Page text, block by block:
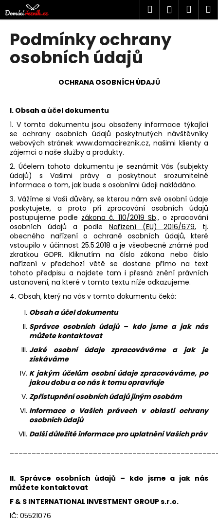
na
obsah
Hledat
Podmínky ochrany
osobních údajů
OCHRANA OSOBNÍCH ÚDAJŮ
I. Obsah a účel dokumentu
1. V tomto dokumentu jsou obsaženy informace týkající
se ochrany osobních údajů poskytnutých návštěvníky
webových stránek www.domacireznik.cz,našimi klienty a
zájemci o naše služby a produkty.
2. Účelem tohoto dokumentu je seznámit Vás (subjekty
údajů) s Vašimi právya poskytnout srozumitelné
informace o tom, jak bude s osobními údaji nakládáno.
3. Vážíme si Vaší důvěry, se kterou nám své osobní údaje
poskytujete, a proto při zpracování osobních údajů
postupujeme podle zákona č. 110/2019 Sb., o zpracování
osobních údajů a podle Nařízení (EU) 2016/679, tj.
obecného nařízení o ochraně osobních údajů, které
vstoupilo v účinnost 25.5.2018 a je všeobecně známé pod
zkratkou GDPR. Kliknutím na číslo zákona nebo číslo
nařízení v předchozí větě se dostane přímo na text
tohoto předpisu a najdete tam i přesná znění právních
ustanovení, na které v tomto textu níže odkazujeme.
4. Obsah, který na vás v tomto dokumentu čeká:
Obsah a účel dokumentu
Správce osobních údajů – kdo jsme a jak nás
můžete kontaktovat
Jaké osobní údaje zpracováváme a jak je
získáváme
K jakým účelům osobní údaje zpracováváme, po
jakou dobu a co nás k tomu opravňuje
Zpřístupnění osobních údajů jiným osobám
Informace o Vašich právech v oblasti ochrany
osobních údajů
Další důležité informace pro uplatnění Vašich práv
II. Správce osobních údajů – kdo jsme a jak nás
můžete kontaktovat
F & S INTERNATIONAL INVESTMENT GROUP s.r.o.
IČ: 05521076
K
o
C
o
t
ř
e
b
u
j
e
t
e
n
a
j
í
t
?
HLEDAT
m
e